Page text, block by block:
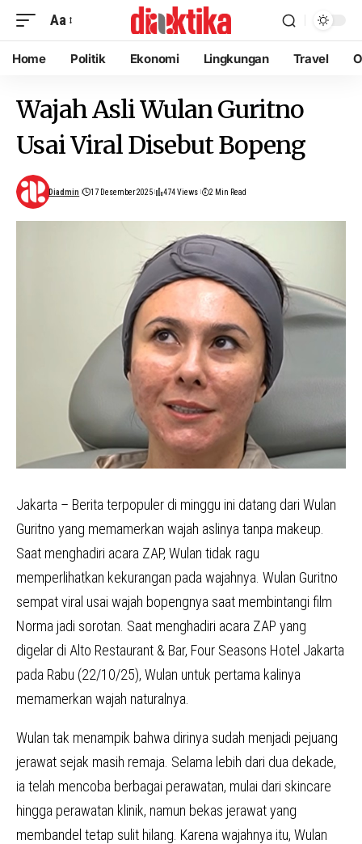
Aa
Home Politik Ekonomi Lingkungan Travel
Wajah Asli Wulan Guritno
Usai Viral Disebut Bopeng
Diadmin 17 Desember 2025 474 Views 2 Min Read
Jakarta – Berita terpopuler di minggu ini datang dari Wulan
Guritno yang memamerkan wajah aslinya tanpa makeup.
Saat menghadiri acara ZAP, Wulan tidak ragu
memperlihatkan kekurangan pada wajahnya. Wulan Guritno
sempat viral usai wajah bopengnya saat membintangi film
Norma jadi sorotan. Saat menghadiri acara ZAP yang
digelar di Alto Restaurant & Bar, Four Seasons Hotel Jakarta
pada Rabu (22/10/25), Wulan untuk pertama kalinya
memamerkan wajah naturalnya.
Wulan tak menampik bahwa dirinya sudah menjadi pejuang
jerawat sejak masih remaja. Selama lebih dari dua dekade,
ia telah mencoba berbagai perawatan, mulai dari skincare
hingga perawatan klinik, namun bekas jerawat yang
membandel tetap sulit hilang. Karena wajahnya itu, Wulan